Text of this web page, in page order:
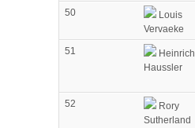
50
Louis
Vervaeke
51
Heinrich
Haussler
52
Rory
Sutherland